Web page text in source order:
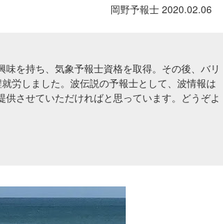
岡野予報士 2020.02.06
を持ち、気象予報士資格を取得。その後、バリ
労しました。波伝説の予報士として、波情報は
させていただければと思っています。どうぞよ